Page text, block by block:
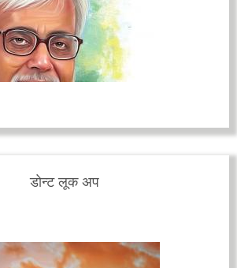
डोन्ट लूक अप